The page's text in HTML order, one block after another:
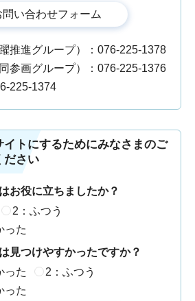
推進グループ）：076-225-1378
参画グループ）：076-225-1376
225-1374
イトにするためにみなさまのご
ださい
お役に立ちましたか？
2：ふつう
った
見つけやすかったですか？
った
2：ふつう
った